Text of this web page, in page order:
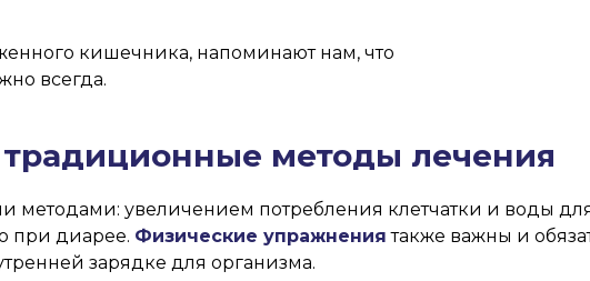
кишечника, напоминают нам, что
всегда.
методы лечения
методами: увеличением потребления клетчатки и воды
при диарее. Физические упражнения также важны и
зарядке для организма.